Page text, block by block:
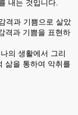
내는 것입니다.
격과 기쁨으로 살았
격과 기쁨을 표현하
나의 생활에서 그리
삶을 통하여 악취를